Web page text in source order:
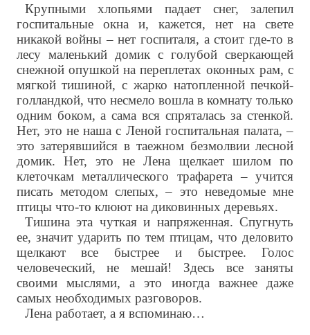
Крупными хлопьями падает снег, залепил
госпитальные окна и, кажется, нет на свете
никакой войны – нет госпиталя, а стоит где-то в
лесу маленький домик с голубой сверкающей
снежной опушкой на переплетах оконных рам, с
мягкой тишиной, с жарко натопленной печкой-
голландкой, что несмело вошла в комнату только
одним боком, а сама вся спряталась за стенкой.
Нет, это не наша с Леной госпитальная палата, –
это затерявшийся в таежном безмолвии лесной
домик. Нет, это не Лена щелкает шилом по
клеточкам металлического трафарета – учится
писать методом слепых, – это неведомые мне
птицы что-то клюют на диковинных деревьях.
Тишина эта чуткая и напряженная. Спугнуть
ее, значит ударить по тем птицам, что деловито
щелкают все быстрее и быстрее. Голос
человеческий, не мешай! Здесь все заняты
своими мыслями, а это иногда важнее даже
самых необходимых разговоров.
Лена работает, а я вспоминаю…